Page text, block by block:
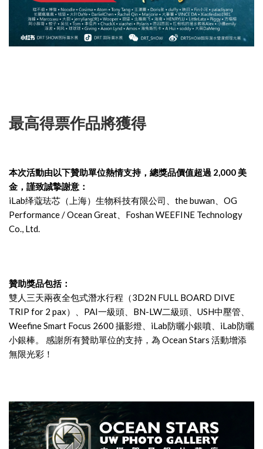
最高得票作品將獲得
本次活動由以下贊助單位熱情支持，總獎品價值超過 2,000 美
金，謹致誠摯謝意：
iLab绎蔻珐芯（上海）生物科技有限公司、the buwan、OG
Performance / Ocean Great、Foshan WEEFINE Technology
Co., Ltd.
贊助獎品包括：
雙人三天兩夜全包式潛水行程（3D2N FULL BOARD DIVE
TRIP for 2 pax）、PAI一級頭、BN-LW二級頭、USH中壓管、
Weefine Smart Focus 2600 攝影燈、iLab防曬小銀噴、iLab防曬
小銀棒。 感謝所有贊助單位的支持，為 Ocean Stars 活動增添
無限光彩！